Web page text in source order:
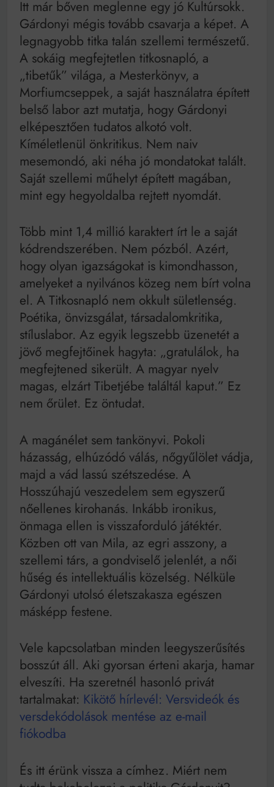
Itt már bőven meglenne egy jó Kultúrsokk.
Gárdonyi mégis tovább csavarja a képet. A
legnagyobb titka talán szellemi természetű.
A sokáig megfejtetlen titkosnapló, a
„tibetűk” világa, a Mesterkönyv, a
Morfiumcseppek, a saját használatra épített
belső labor azt mutatja, hogy Gárdonyi
elképesztően tudatos alkotó volt.
Kíméletlenül önkritikus. Nem naiv
mesemondó, aki néha jó mondatokat talált.
Saját szellemi műhelyt épített magában,
mint egy hegyoldalba rejtett nyomdát.
Több mint 1,4 millió karaktert írt le a saját
kódrendszerében. Nem pózból. Azért,
hogy olyan igazságokat is kimondhasson,
amelyeket a nyilvános közeg nem bírt volna
el. A Titkosnapló nem okkult sületlenség.
Poétika, önvizsgálat, társadalomkritika,
stíluslabor. Az egyik legszebb üzenetét a
jövő megfejtőinek hagyta: „gratulálok, ha
megfejtened sikerült. A magyar nyelv
magas, elzárt Tibetjébe találtál kaput.” Ez
nem őrület. Ez öntudat.
A magánélet sem tankönyvi. Pokoli
házasság, elhúzódó válás, nőgyűlölet vádja,
majd a vád lassú szétszedése. A
Hosszúhajú veszedelem sem egyszerű
nőellenes kirohanás. Inkább ironikus,
önmaga ellen is visszaforduló játéktér.
Közben ott van Mila, az egri asszony, a
szellemi társ, a gondviselő jelenlét, a női
hűség és intellektuális közelség. Nélküle
Gárdonyi utolsó életszakasza egészen
másképp festene.
Vele kapcsolatban minden leegyszerűsítés
bosszút áll. Aki gyorsan érteni akarja, hamar
elveszíti. Ha szeretnél hasonló privát
tartalmakat: Kikötő hírlevél: Versvideók és
versdekódolások mentése az e-mail
fiókodba
És itt érünk vissza a címhez. Miért nem